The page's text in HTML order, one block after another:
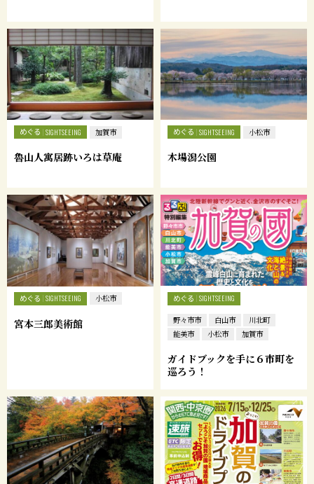
めぐる SIGHTSEEING 加賀市
魯山人寓居跡いろは草庵
めぐる SIGHTSEEING 小松市
木場潟公園
めぐる SIGHTSEEING 小松市
宮本三郎美術館
めぐる SIGHTSEEING
野々市市 白山市
川北町
能美市
小松市 加賀市
ガイドブックを手に６市町を
巡ろう！